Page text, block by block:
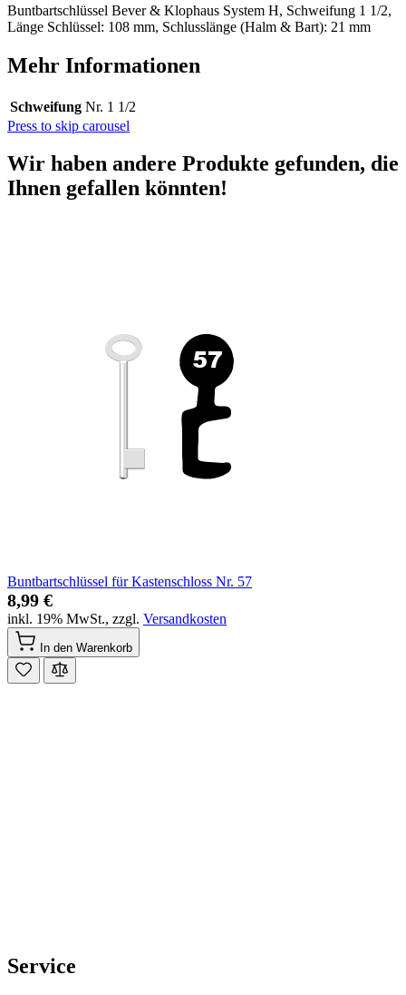
Buntbartschlüssel Bever & Klophaus System H, Schweifung 1 1/2,
Länge Schlüssel: 108 mm, Schlusslänge (Halm & Bart): 21 mm
Mehr Informationen
Schweifung Nr. 1 1/2
Press to skip carousel
Wir haben andere Produkte gefunden, die
Ihnen gefallen könnten!
Buntbartschlüssel für Kastenschloss Nr. 57
8,99 €
inkl. 19% MwSt., zzgl. Versandkosten
In den Warenkorb
Service